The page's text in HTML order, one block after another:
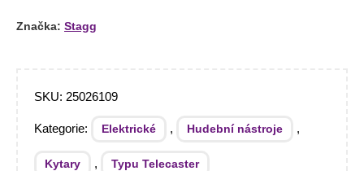
Značka: Stagg
SKU: 25026109
Kategorie: Elektrické , Hudební nástroje ,
Kytary , Typu Telecaster